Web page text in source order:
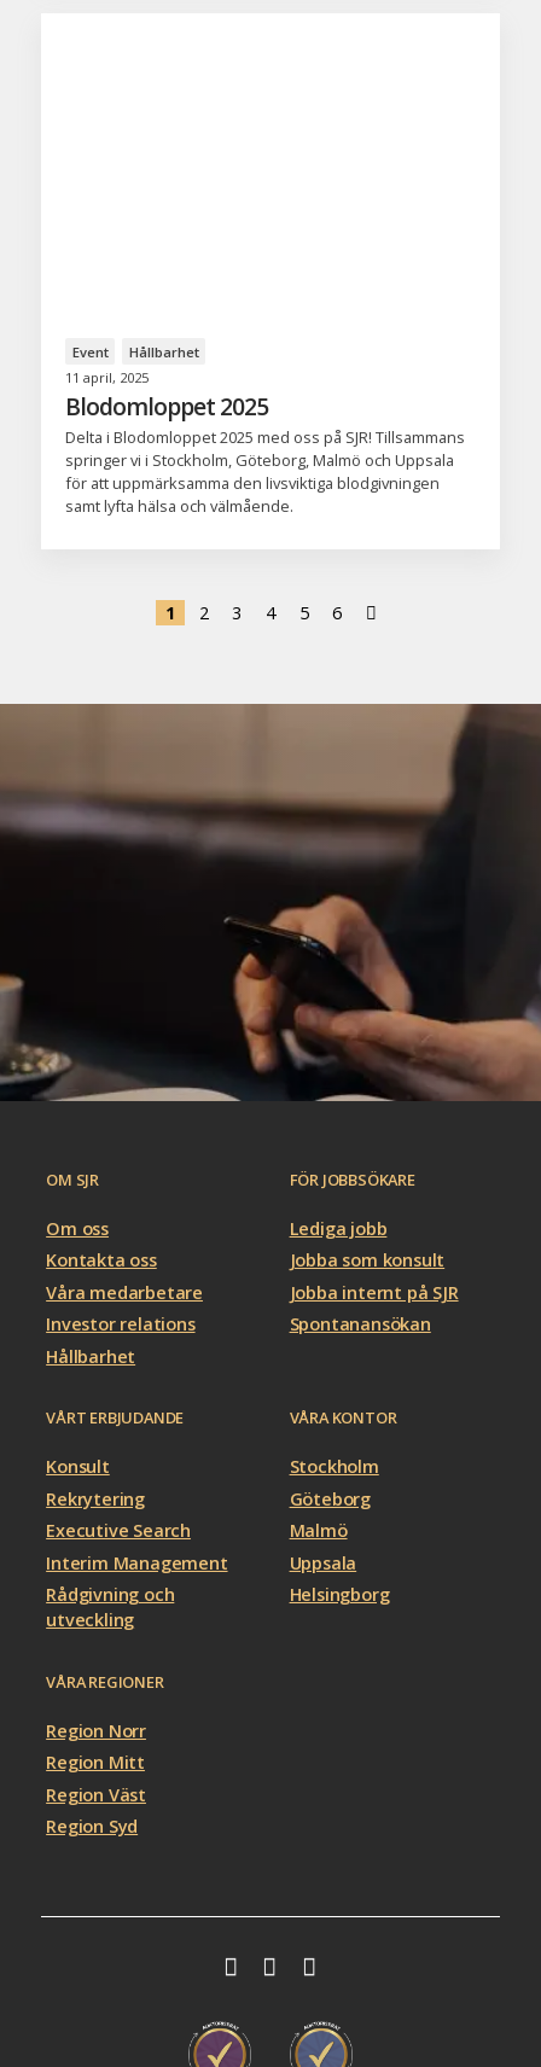
Event
Hållbarhet
11 april, 2025
Blodomloppet 2025
Delta i Blodomloppet 2025 med oss på SJR! Tillsammans
springer vi i Stockholm, Göteborg, Malmö och Uppsala
för att uppmärksamma den livsviktiga blodgivningen
samt lyfta hälsa och välmående.
1 2 3 4 5 6
OM SJR
Om oss
Kontakta oss
Våra medarbetare
Investor relations
Hållbarhet
FÖR JOBBSÖKARE
Lediga jobb
Jobba som konsult
Jobba internt på SJR
Spontanansökan
VÅRT ERBJUDANDE
Konsult
Rekrytering
Executive Search
Interim Management
Rådgivning och
utveckling
VÅRA KONTOR
Stockholm
Göteborg
Malmö
Uppsala
Helsingborg
VÅRA REGIONER
Region Norr
Region Mitt
Region Väst
Region Syd